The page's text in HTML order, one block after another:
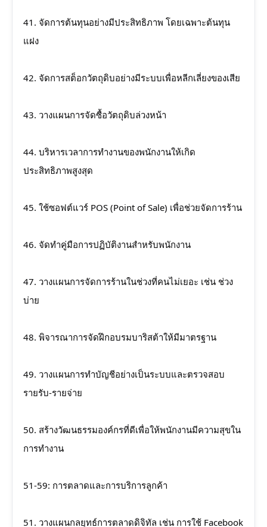
41. จัดการต้นทุนอย่างมีประสิทธิภาพ โดยเฉพาะต้นทุน
แฝง
42. จัดการสต็อกวัตถุดิบอย่างมีระบบเพื่อหลีกเลี่ยงของเสีย
43. วางแผนการจัดซื้อวัตถุดิบล่วงหน้า
44. บริหารเวลาการทำงานของพนักงานให้เกิด
ประสิทธิภาพสูงสุด
45. ใช้ซอฟต์แวร์ POS (Point of Sale) เพื่อช่วยจัดการร้าน
46. จัดทำคู่มือการปฏิบัติงานสำหรับพนักงาน
47. วางแผนการจัดการร้านในช่วงที่คนไม่เยอะ เช่น ช่วง
บ่าย
48. พิจารณาการจัดฝึกอบรมบาริสต้าให้มีมาตรฐาน
49. วางแผนการทำบัญชีอย่างเป็นระบบและตรวจสอบ
รายรับ-รายจ่าย
50. สร้างวัฒนธรรมองค์กรที่ดีเพื่อให้พนักงานมีความสุขใน
การทำงาน
51-59: การตลาดและการบริการลูกค้า
51. วางแผนกลยุทธ์การตลาดดิจิทัล เช่น การใช้ Facebook